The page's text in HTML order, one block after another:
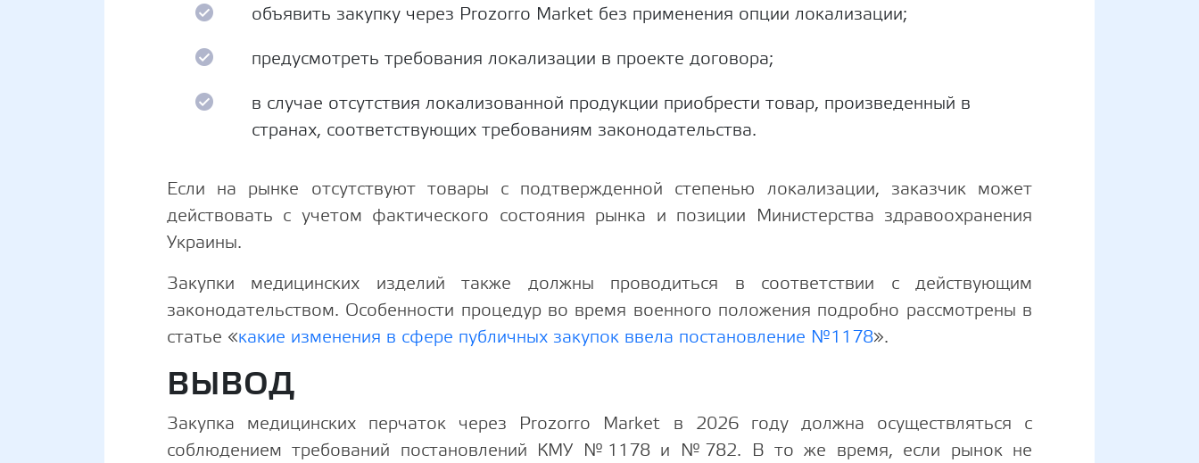
объявить закупку через Prozorro Market без применения опции локализации;
предусмотреть требования локализации в проекте договора;
в случае отсутствия локализованной продукции приобрести товар, произведенный в
странах, соответствующих требованиям законодательства.
Если на рынке отсутствуют товары с подтвержденной степенью локализации, заказчик может
действовать с учетом фактического состояния рынка и позиции Министерства здравоохранения
Украины.
Закупки медицинских изделий также должны проводиться в соответствии с действующим
законодательством. Особенности процедур во время военного положения подробно рассмотрены в
статье «какие изменения в сфере публичных закупок ввела постановление №1178».
ВЫВОД
Закупка медицинских перчаток через Prozorro Market в 2026 году должна осуществляться с
соблюдением требований постановлений КМУ №1178 и №782. В то же время, если рынок не